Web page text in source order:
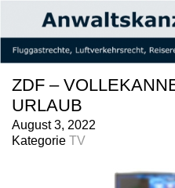
ZDF –
URLAUB
August 3, 2022
Kategorie TV